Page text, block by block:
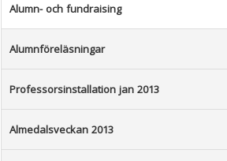
Alumn- och fundraising
Alumnföreläsningar
Professorsinstallation jan 2013
Almedalsveckan 2013